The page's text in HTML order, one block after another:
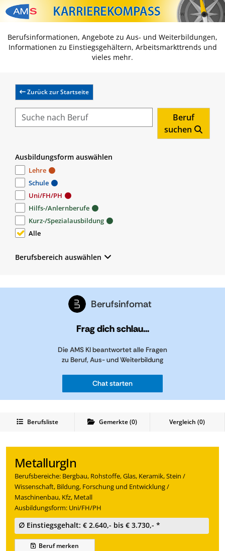
Zum Inhalt springen
Zum Navmenü springen
Zur Suche springen
Zur Footer springen
Berufsinformationen, Angebote zu Aus- und Weiterbildungen,
Informationen zu Einstiegsgehältern, Arbeitsmarkttrends und
vieles mehr.
Zurück zur Startseite
Beruf
suchen
Ausbildungsform auswählen
Lehre
Schule
Uni/FH/PH
Hilfs-/Anlernberufe
Kurz-/Spezialausbildung
Alle
Berufsbereich auswählen
Berufsinfomat
Frag dich schlau...
Die AMS KI beantwortet alle Fragen
zu Beruf, Aus- und Weiterbildung
Chat starten
Berufsliste Gemerkte(0) Vergleich (0)
MetallurgIn
Berufsbereiche: Bergbau, Rohstoffe, Glas, Keramik, Stein /
Wissenschaft, Bildung, Forschung und Entwicklung /
Maschinenbau, Kfz, Metall
Ausbildungsform: Uni/FH/PH
∅ Einstiegsgehalt: € 2.640,- bis € 3.730,- *
Berufmerken